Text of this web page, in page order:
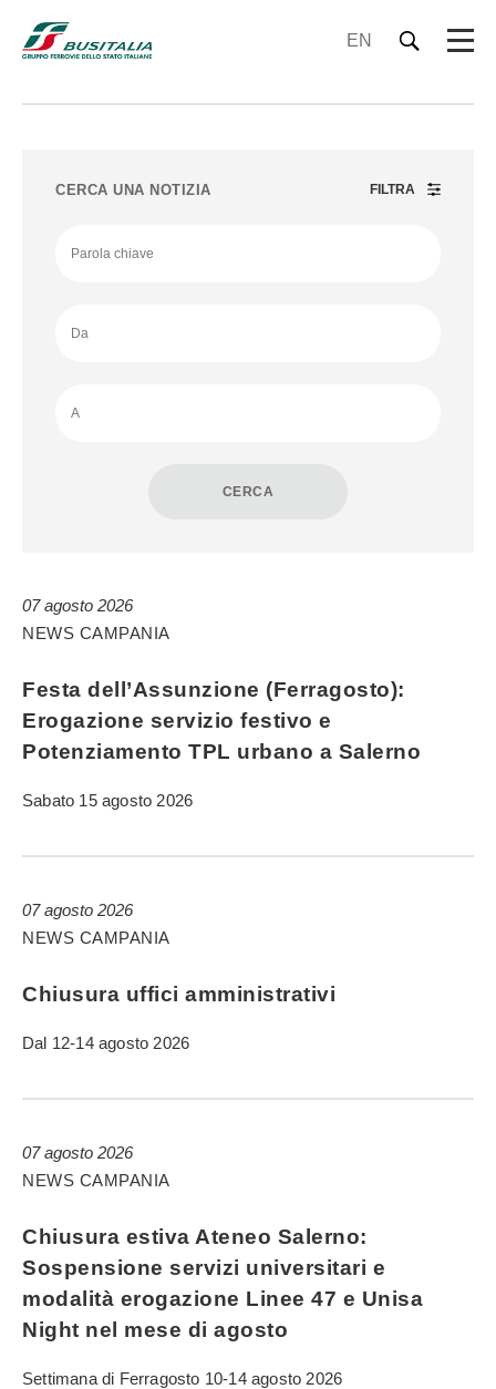
EN
CERCA UNA NOTIZIA
CERCA
FILTRA
07 agosto 2026
NEWS CAMPANIA
Festa dell’Assunzione (Ferragosto):
Erogazione servizio festivo e
Potenziamento TPL urbano a Salerno
Sabato 15 agosto 2026
07 agosto 2026
NEWS CAMPANIA
Chiusura uffici amministrativi
Dal 12-14 agosto 2026
07 agosto 2026
NEWS CAMPANIA
Chiusura estiva Ateneo Salerno:
Sospensione servizi universitari e
modalità erogazione Linee 47 e Unisa
Night nel mese di agosto
Settimana di Ferragosto 10-14 agosto 2026